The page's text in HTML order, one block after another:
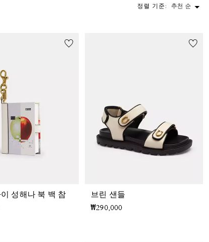
정렬 기준: 추천 순
성해나 북 백 참
브린 샌들
₩290,000